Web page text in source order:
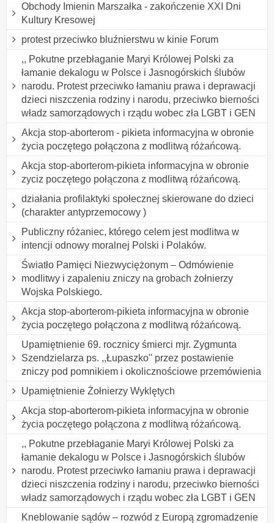
Obchody Imienin Marszałka - zakończenie XXI Dni
Kultury Kresowej
protest przeciwko bluźnierstwu w kinie Forum
,, Pokutne przebłaganie Maryi Królowej Polski za
łamanie dekalogu w Polsce i Jasnogórskich ślubów
narodu. Protest przeciwko łamaniu prawa i deprawacji
dzieci niszczenia rodziny i narodu, przeciwko bierności
władz samorządowych i rządu wobec zła LGBT i GEN
Akcja stop-aborterom - pikieta informacyjna w obronie
życia poczętego połączona z modlitwą różańcową.
Akcja stop-aborterom-pikieta informacyjna w obronie
zyciz poczętego połączona z modlitwą różańcową.
działania profilaktyki społecznej skierowane do dzieci
(charakter antyprzemocowy )
Publiczny różaniec, którego celem jest modlitwa w
intencji odnowy moralnej Polski i Polaków.
Światło Pamięci Niezwyciężonym – Odmówienie
modlitwy i zapaleniu zniczy na grobach żołnierzy
Wojska Polskiego.
Akcja stop-aborterom-pikieta informacyjna w obronie
życia poczętego połączona z modlitwą różańcową.
Upamiętnienie 69. rocznicy śmierci mjr. Zygmunta
Szendzielarza ps. ,,Łupaszko'' przez postawienie
zniczy pod pomnikiem i okolicznościowe przemówienia
Upamiętnienie Żołnierzy Wyklętych
Akcja stop-aborterom-pikieta informacyjna w obronie
życia poczętego połączona z modlitwą różańcową.
,, Pokutne przebłaganie Maryi Królowej Polski za
łamanie dekalogu w Polsce i Jasnogórskich ślubów
narodu. Protest przeciwko łamaniu prawa i deprawacji
dzieci niszczenia rodziny i narodu, przeciwko bierności
władz samorządowych i rządu wobec zła LGBT i GEN
Kneblowanie sądów – rozwód z Europą zgromadzenie